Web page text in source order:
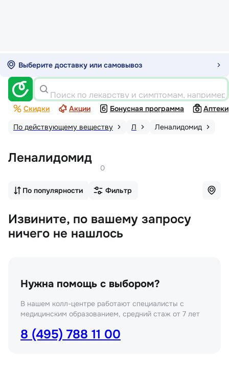
Выберите доставку или самовывоз
Поиск по лекарству и симптомам,
Скидки Акции Бонусная программа
Аптеки
По действующему веществу
Л Леналидомид
Леналидомид
0
По популярности Фильтр
Извините, по вашему запросу
ничего не нашлось
Нужна помощь с выбором?
В нашем колл-центре работают специалисты с
медицинским образованием, средний стаж от 7 лет
8 (495) 788 11 00